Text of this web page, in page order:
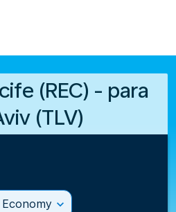
(REC) - para
(TLV)
Economy expand_more